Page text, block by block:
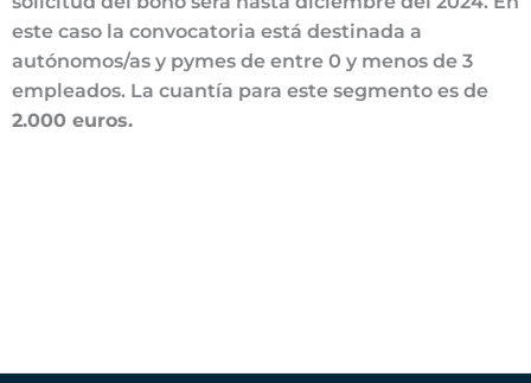
este caso la convocatoria está destinada a
autónomos/as y pymes de entre 0 y menos de 3
empleados. La cuantía para este segmento es de
2.000 euros.